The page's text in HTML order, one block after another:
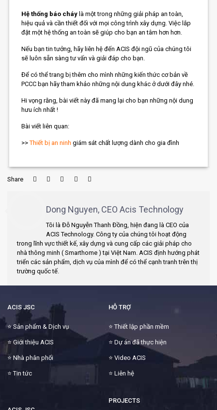
Hệ thống báo cháy là một trong những giải pháp an toàn,
hiệu quả và cần thiết đối với mọi công trình xây dựng. Việc lắp
đặt một hệ thống an toàn sẽ giúp cho bạn an tâm hơn hơn.
Nếu bạn tin tưởng, hãy liên hệ đến ACIS đội ngũ của chúng tôi
sẽ luôn sẵn sàng tư vấn và giải đáp cho bạn.
Để có thể trang bị thêm cho mình những kiến thức cơ bản về
PCCC bạn hãy tham khảo những nội dung khác ở dưới đây nhé.
Hi vọng rằng, bài viết này đã mang lại cho bạn những nội dung
hưu ích nhất !
Bài viết liên quan:
>>Thiết bị an ninh giám sát chất lượng dành cho gia đình
Share
Dong Nguyen, CEO Acis Technology
Tôi là Đỗ Nguyễn Thanh Đồng, hiện đang là CEO của
ACIS Technology. Công ty của chúng tôi hoạt động
trong lĩnh vực thiết kế, xây dựng và cung cấp các giải pháp cho
nhà thông minh ( Smarthome ) tại Việt Nam. ACIS định hướng phát
triển các sản phẩm, dịch vụ của mình để có thể cạnh tranh trên thị
trường quốc tế.
ACIS JSC
⭐Sản phẩm & Dịch vụ
⭐ Giới thiệu ACIS
⭐ Nhà phân phối
⭐Tin tức
HỖ TRỢ
⭐Thiết lập phần mềm
⭐ Dự án đã thực hiện
⭐ Video ACIS
⭐ Liên hệ
PROJECTS